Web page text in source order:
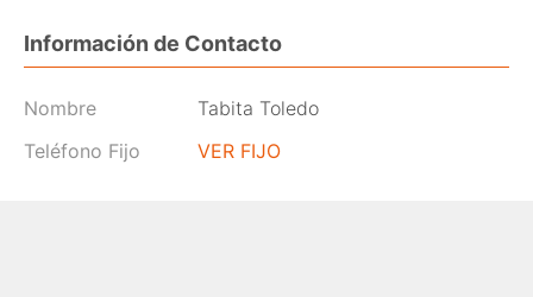
Información de Contacto
Nombre
Tabita Toledo
Teléfono Fijo
VER FIJO